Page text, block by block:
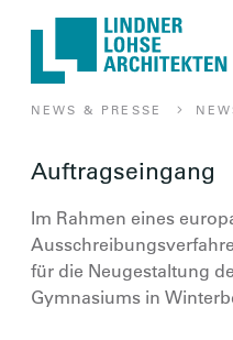
NEWS & PRESSE
Auftragseingang
Im Rahmen eines
für die Neugestaltung
Gymnasiums in